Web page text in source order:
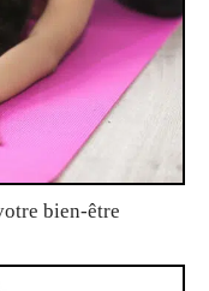
bien-être